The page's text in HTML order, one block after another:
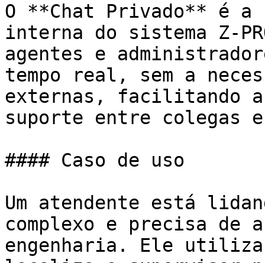
O **Chat Privado** é a
interna do sistema Z-
agentes e
tempo real, sem a
externas, facilitando
suporte entre colegas
#### Caso de uso
Um atendente está
complexo e precisa
engenharia. Ele